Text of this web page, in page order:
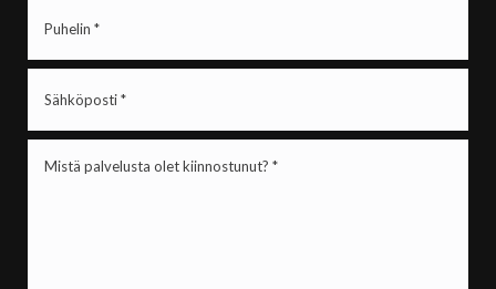
(Pakollinen)
(Pakollinen)
palvelusta